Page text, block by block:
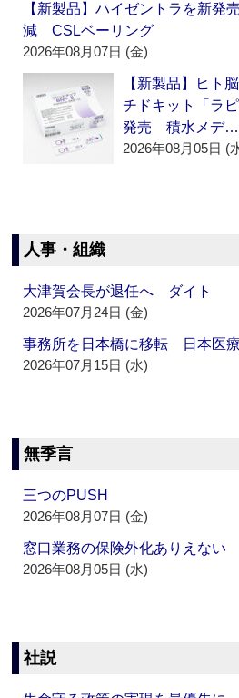
【新製品】ハイゼントラを新発
減 CSLベーリング
2026年08月07日 (金)
【新製品】ヒト
チドキット「ラ
発売 積水メデ…
2026年08月05日 (
人事・組織
大津賀会長が退任へ ダイト
2026年07月24日 (金)
事務所を日本橋に移転 日本医
2026年07月15日 (水)
無季言
三つのPUSH
2026年08月07日 (金)
窓口業務の保険外化ありえない
2026年08月05日 (水)
社説